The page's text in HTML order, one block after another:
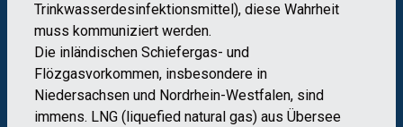
Trinkwasserdesinfektionsmittel), diese Wahrheit
muss kommuniziert werden.
Die inländischen Schiefergas- und
Flözgasvorkommen, insbesondere in
Niedersachsen und Nordrhein-Westfalen, sind
immens. LNG (liquefied natural gas) aus Übersee